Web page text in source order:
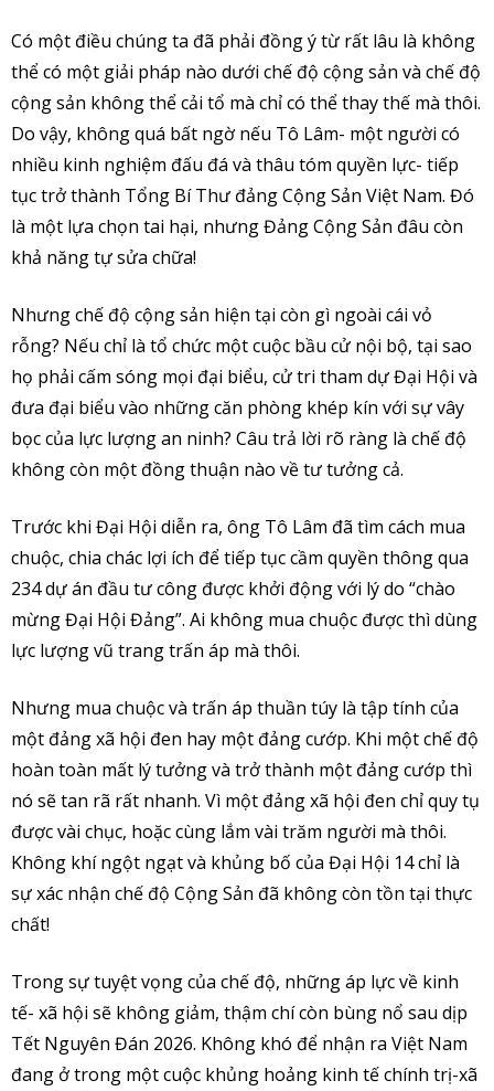
Có một điều chúng ta đã phải đồng ý từ rất lâu là không
thể có một giải pháp nào dưới chế độ cộng sản và chế độ
cộng sản không thể cải tổ mà chỉ có thể thay thế mà thôi.
Do vậy, không quá bất ngờ nếu Tô Lâm- một người có
nhiều kinh nghiệm đấu đá và thâu tóm quyền lực- tiếp
tục trở thành Tổng Bí Thư đảng Cộng Sản Việt Nam. Đó
là một lựa chọn tai hại, nhưng Đảng Cộng Sản đâu còn
khả năng tự sửa chữa!
Nhưng chế độ cộng sản hiện tại còn gì ngoài cái vỏ
rỗng? Nếu chỉ là tổ chức một cuộc bầu cử nội bộ, tại sao
họ phải cấm sóng mọi đại biểu, cử tri tham dự Đại Hội và
đưa đại biểu vào những căn phòng khép kín với sự vây
bọc của lực lượng an ninh? Câu trả lời rõ ràng là chế độ
không còn một đồng thuận nào về tư tưởng cả.
Trước khi Đại Hội diễn ra, ông Tô Lâm đã tìm cách mua
chuộc, chia chác lợi ích để tiếp tục cầm quyền thông qua
234 dự án đầu tư công được khởi động với lý do “chào
mừng Đại Hội Đảng”. Ai không mua chuộc được thì dùng
lực lượng vũ trang trấn áp mà thôi.
Nhưng mua chuộc và trấn áp thuần túy là tập tính của
một đảng xã hội đen hay một đảng cướp. Khi một chế độ
hoàn toàn mất lý tưởng và trở thành một đảng cướp thì
nó sẽ tan rã rất nhanh. Vì một đảng xã hội đen chỉ quy tụ
được vài chục, hoặc cùng lắm vài trăm người mà thôi.
Không khí ngột ngạt và khủng bố của Đại Hội 14 chỉ là
sự xác nhận chế độ Cộng Sản đã không còn tồn tại thực
chất!
Trong sự tuyệt vọng của chế độ, những áp lực về kinh
tế- xã hội sẽ không giảm, thậm chí còn bùng nổ sau dịp
Tết Nguyên Đán 2026. Không khó để nhận ra Việt Nam
đang ở trong một cuộc khủng hoảng kinh tế chính trị-xã